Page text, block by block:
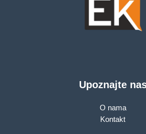
Upoznajte
O nama
Kontakt